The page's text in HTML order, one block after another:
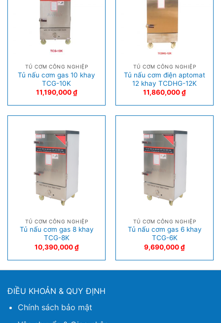
TỦ CƠM CÔNG NGHIỆP
Tủ nấu cơm gas 10 khay
TCG-10K
11,190,000₫
TỦ CƠM CÔNG NGHIỆP
Tủ nấu cơm điện aptomat
12 khay TCDHG-12K
11,860,000₫
TỦ CƠM CÔNG NGHIỆP
Tủ nấu cơm gas 8 khay
TCG-8K
10,390,000₫
TỦ CƠM CÔNG NGHIỆP
Tủ nấu cơm gas 6 khay
TCG-6K
9,690,000₫
ĐIỀU KHOẢN & QUY ĐỊNH
Chính sách bảo mật